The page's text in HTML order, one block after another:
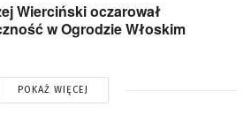
Wierciński oczarował
w Ogrodzie Włoskim
POKAŻ WIĘCEJ